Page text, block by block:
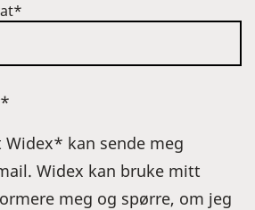
Widex* kan sende meg
Widex kan bruke mitt
meg og spørre, om jeg